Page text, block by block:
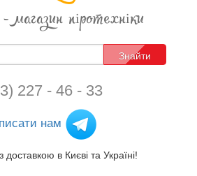
магазин піротехніки
Знайти
227 - 46 - 33
нам
доставкою в Києві та Україні!